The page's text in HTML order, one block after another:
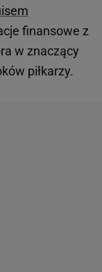
finansowe z
w znaczący
piłkarzy.